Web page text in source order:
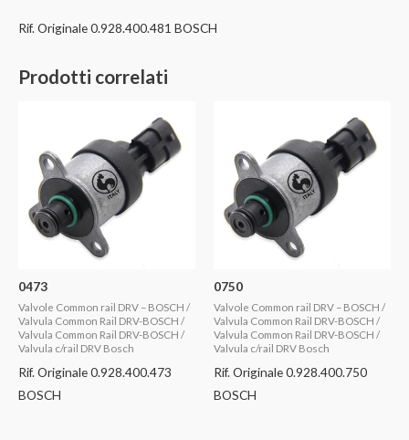
Rif. Originale 0.928.400.481 BOSCH
Prodotti correlati
0473
Valvole Common rail DRV – BOSCH /
Valvula Common Rail DRV-BOSCH /
Valvula Common Rail DRV-BOSCH /
Valvula c/rail DRV Bosch
Rif. Originale 0.928.400.473
BOSCH
0750
Valvole Common rail DRV – BOSCH /
Valvula Common Rail DRV-BOSCH /
Valvula Common Rail DRV-BOSCH /
Valvula c/rail DRV Bosch
Rif. Originale 0.928.400.750
BOSCH